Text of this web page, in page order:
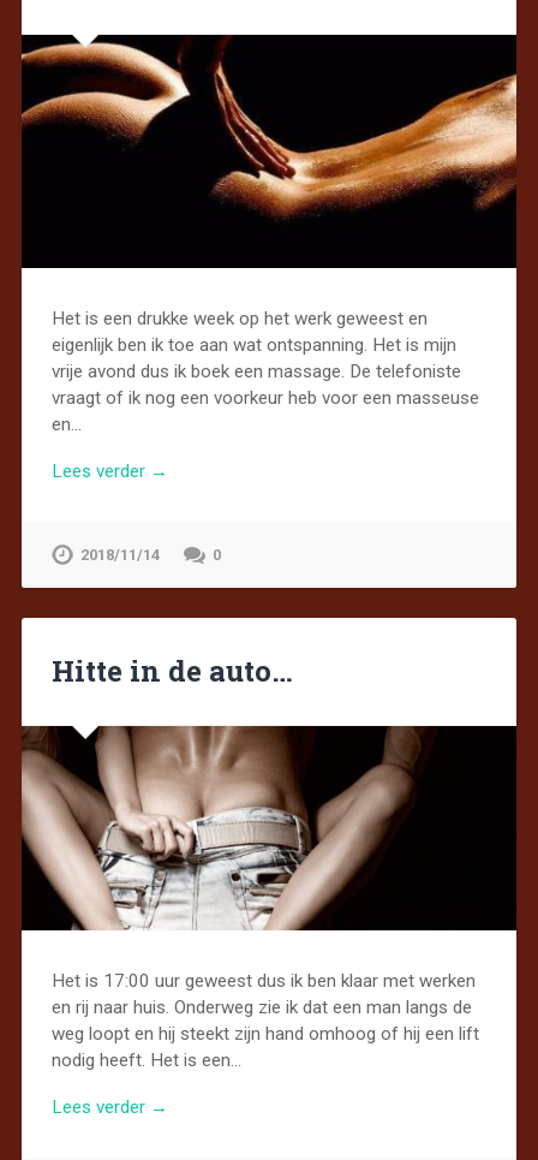
Het is een drukke week op het werk geweest en
eigenlijk ben ik toe aan wat ontspanning. Het is mijn
vrije avond dus ik boek een massage. De telefoniste
vraagt of ik nog een voorkeur heb voor een masseuse
en…
Lees verder →
2018/11/14 0
Hitte in de auto…
Het is 17:00 uur geweest dus ik ben klaar met werken
en rij naar huis. Onderweg zie ik dat een man langs de
weg loopt en hij steekt zijn hand omhoog of hij een lift
nodig heeft. Het is een…
Lees verder →